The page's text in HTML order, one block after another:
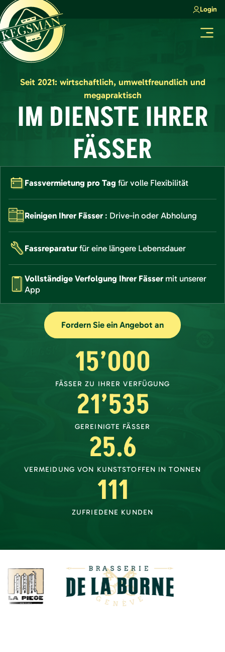
Zum
Inhalt
springen
Login
Seit 2021: wirtschaftlich, umweltfreundlich und
megapraktisch
IM DIENSTE IHRER
FÄSSER
Fassvermietung pro Tag für volle Flexibilität
Reinigen Ihrer Fässer : Drive-in oder Abholung
Fassreparatur für eine längere Lebensdauer
Vollständige Verfolgung Ihrer Fässer mit unserer
App
Fordern Sie ein Angebot an
15’000
FÄSSER ZU IHRER VERFÜGUNG
21’535
GEREINIGTE FÄSSER
25.6
VERMEIDUNG VON KUNSTSTOFFEN IN TONNEN
111
ZUFRIEDENE KUNDEN